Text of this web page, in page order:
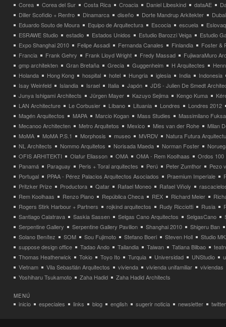
Corea
Corea del Sur Costa Rica Croacia Daniel Libeskind dataAE
Diller Scofidio + Renfro
Dinamarca diseño Dorte Mandrup Arkitekter
Dubai
Eduardo Souto de Moura
Equipo de Arquitectura Escocia escuela
ESRAWE Studio
estadio Estados Unidos Estudio Barozzi Veiga
Estudio
Expo Shanghai 2010
Felipe Assadi Fernanda Canales Finlandia
Foster &
Francia
Frank Gehry Frank Lloyd Wright Fredy Massad
FujiwaraMuro
gmp architekten
Gran Bretaña Grecia Guggenheim H Arquitectes
Holanda
Hong Kong hospital hotel Hungria iglesia India
Indonesia
Isay Weinfeld
Islandia Israel Italia Japón
JDS - Julien De Smedt
Junya Ishigami Architects
Jürgen Mayer Kazuyo Sejima Kengo Kuma
LAN Architecture
Le Corbusier Líbano Lituania Londres
Londres 2012
Magén Arquitectos
MAPA Marcio Kogan Mass Studies
Massimilano
Mecanoo Architecten
Metro Arquitetos Mexico Mies van der Rohe
Milan
MoMA
MoMA P.S.1 Morphosis museo MVRDV
Natura Futura
NL Architects
Nommo Arquitetos Norisada Maeda Norman Foster
OFIS ARHITEKTI
Olafur Eliasson OMA OMA - Rem Koolhaas
Ordos 100
Panamá
Paraguay Peris + Toral arquitectes Perú Peter Zumthor
Pezo
Portugal
PPAA - Pérez Palacios Arquitectos Asociados Praemium Imperiale
Pritzker Prize
Productora Qatar Rafael Moneo Rafael Viñoly
Rem Koolhaas
Renzo Piano República Checa REX Richard Meier
Rogers Stirk Harbour + Partners
rojkind arquitectos Rudy Ricciotti Rusia
Santiago Calatrava
Saskia Sassen Selgas Cano Arquitectos SelgasCano
Serpentine Gallery
Serpentine Gallery Pavilion Shanghai 2010
Shigeru Ban
Solano Benítez
SOM Sou Fujimoto Stefano Boeri Steven Holl
Studio
suppose design office
Tadao Ando Tailandia Taiwan Tatiana Bilbao
Thomas Heatherwick
Tokio Toyo Ito Turquia Universidad UNStudio
Vietnam
Vila Sebastián Arquitectos vivienda vivienda unifamiliar
viviendas
Yoshiharu Tsukamoto
Zaha Hadid Zaha Hadid Architects
MENÚ
inicio especiales links blog english sugerir noticia newsletter twitter